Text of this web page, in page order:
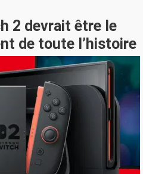
2 devrait être le
de toute l’histoire